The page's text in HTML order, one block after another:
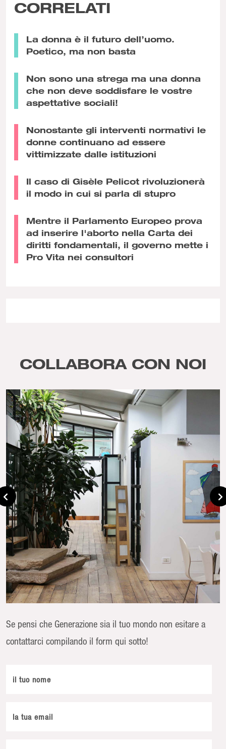
CORRELATI
La donna è il futuro dell’uomo.
Poetico, ma non basta
Non sono una strega ma una donna
che non deve soddisfare le vostre
aspettative sociali!
Nonostante gli interventi normativi le
donne continuano ad essere
vittimizzate dalle istituzioni
Il caso di Gisèle Pelicot rivoluzionerà
il modo in cui si parla di stupro
Mentre il Parlamento Europeo prova
ad inserire l'aborto nella Carta dei
diritti fondamentali, il governo mette i
Pro Vita nei consultori
COLLABORA CON NOI
Se pensi che Generazione sia il tuo mondo non esitare a
contattarci compilando il form qui sotto!
il tuo nome
la tua email